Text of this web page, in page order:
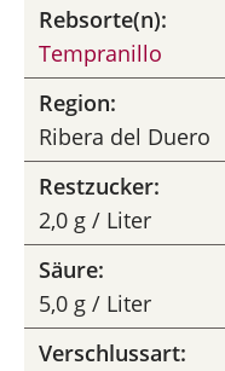
Rebsorte(n):
Tempranillo
Region:
Ribera del Duero
Restzucker:
2,0 g / Liter
Säure:
5,0 g / Liter
Verschlussart: